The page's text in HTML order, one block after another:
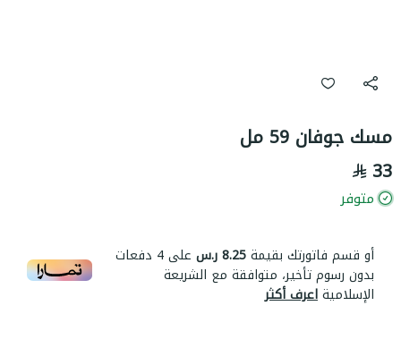
مسك جوفان 59 مل
33
متوفر
أو قسم فاتورتك بقيمة8.25 ر.س على4 دفعات
بدون رسوم تأخير، متوافقة مع الشريعة
الإسلاميةاعرف أكثر